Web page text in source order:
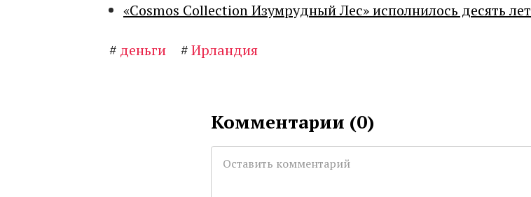
«Cosmos Collection Изумрудный Лес» исполнилось десять лет
# деньги #Ирландия
Комментарии (0)